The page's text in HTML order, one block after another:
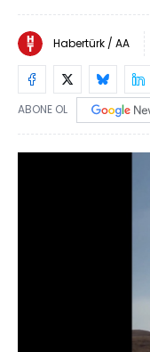
Habertürk / AA
ABONE OL